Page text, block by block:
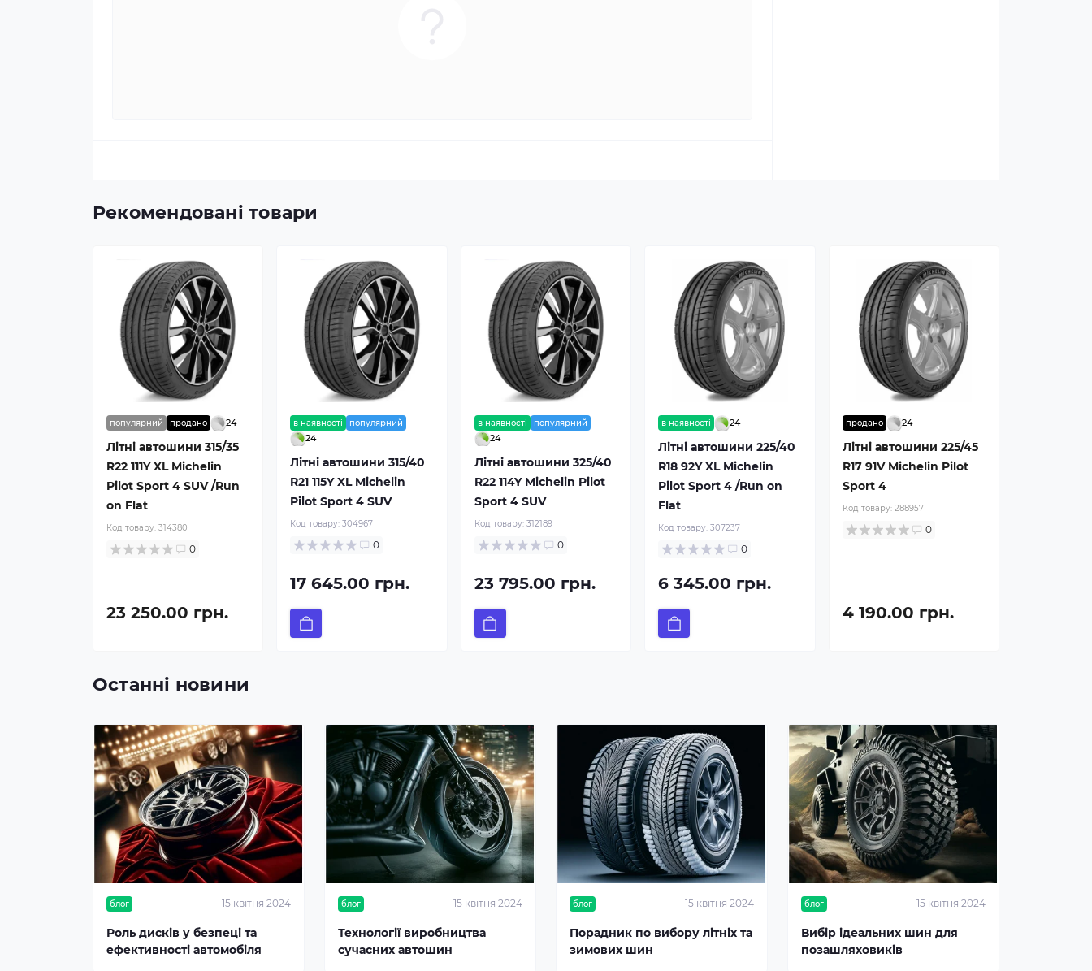
Рекомендовані товари
популярний продано 24
Літні автошини 315/35
R22 111Y XL Michelin
Pilot Sport 4 SUV /Run
on Flat
Код товару: 314380
0
23 250.00 грн.
в наявності популярний
24
Літні автошини 315/40
R21 115Y XL Michelin
Pilot Sport 4 SUV
Код товару:304967
0
17 645.00 грн.
в наявності популярний
24
Літні автошини 325/40
R22 114Y Michelin Pilot
Sport 4 SUV
Код товару: 312189
0
23 795.00 грн.
в наявності 24
Літні автошини 225/40
R18 92Y XL Michelin
Pilot Sport 4 /Run on
Flat
Код товару:307237
0
6 345.00 грн.
продано 24
Літні автошини 225/45
R17 91V Michelin Pilot
Sport 4
Код товару: 288957
0
4 190.00 грн.
Останні новини
блог 15 квітня 2024
Роль дисків у безпеці та
ефективності автомобіля
блог 15 квітня 2024
Технології виробництва
сучасних автошин
блог 15 квітня 2024
Порадник по вибору літніх та
зимових шин
блог 15 квітня 2024
Вибір ідеальних шин для
позашляховиків